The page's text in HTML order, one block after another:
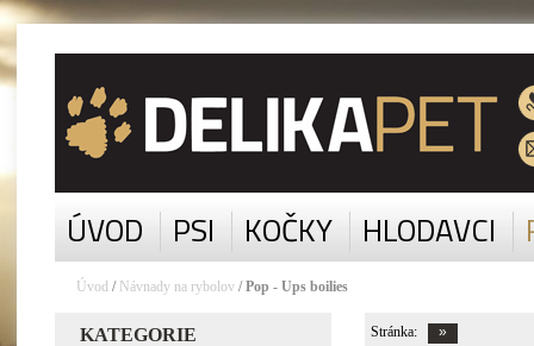
ÚVOD PSI KOČKY HLODAVCI
Úvod / Návnady na rybolov/ Pop - Ups boilies
KATEGORIE Stránka: